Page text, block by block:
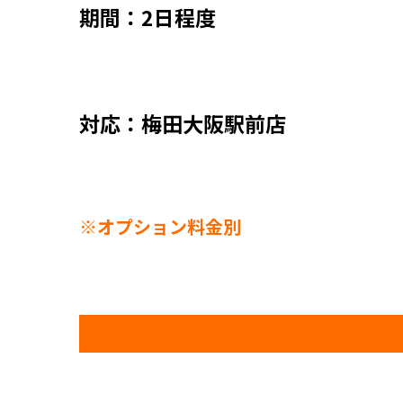
期間：2日程度
対応：梅田大阪駅前店
※オプション料金別